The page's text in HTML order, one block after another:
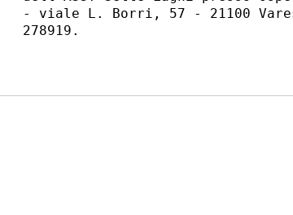
- viale L. Borri, 57 - 21100
278919.